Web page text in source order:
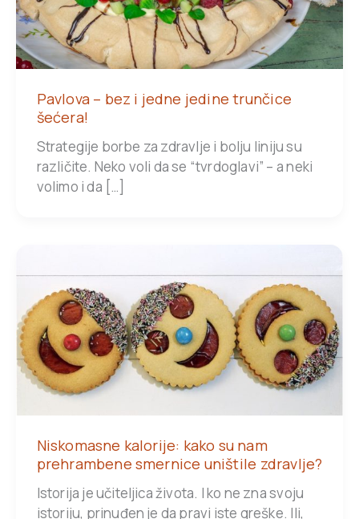
Pavlova – bez i jedne jedine trunčice
šećera!
Strategije borbe za zdravlje i bolju liniju su
različite. Neko voli da se “tvrdoglavi” – a neki
volimo i da […]
Niskomasne kalorije: kako su nam
prehrambene smernice uništile zdravlje?
Istorija je učiteljica života. I ko ne zna svoju
istoriju, prinuđen je da pravi iste greške. Ili,